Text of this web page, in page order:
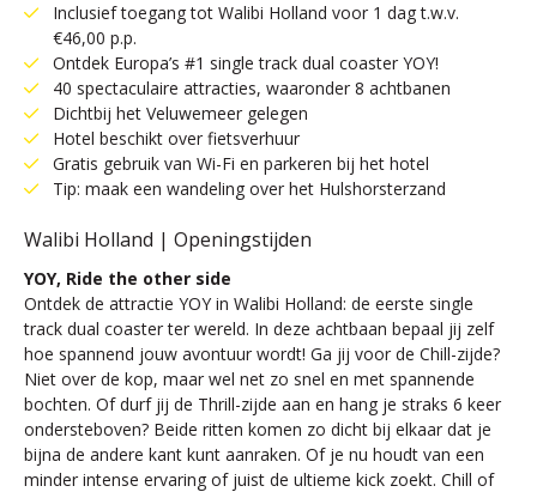
Inclusief toegang tot Walibi Holland voor 1 dag t.w.v.
€46,00 p.p.
Ontdek Europa’s #1 single track dual coaster YOY!
40 spectaculaire attracties, waaronder 8 achtbanen
Dichtbij het Veluwemeer gelegen
Hotel beschikt over fietsverhuur
Gratis gebruik van Wi-Fi en parkeren bij het hotel
Tip: maak een wandeling over het Hulshorsterzand
Walibi Holland | Openingstijden
YOY, Ride the other side
Ontdek de attractie YOY in Walibi Holland: de eerste single
track dual coaster ter wereld. In deze achtbaan bepaal jij zelf
hoe spannend jouw avontuur wordt! Ga jij voor de Chill-zijde?
Niet over de kop, maar wel net zo snel en met spannende
bochten. Of durf jij de Thrill-zijde aan en hang je straks 6 keer
ondersteboven? Beide ritten komen zo dicht bij elkaar dat je
bijna de andere kant kunt aanraken. Of je nu houdt van een
minder intense ervaring of juist de ultieme kick zoekt. Chill of